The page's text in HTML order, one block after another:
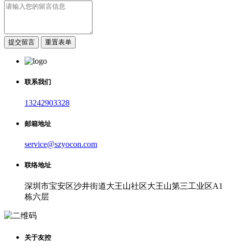
提交留言 重置表单
联系我们
13242903328
邮箱地址
service@szyocon.com
联络地址
深圳市宝安区沙井街道大王山社区大王山第三工业区A1
栋六层
关于友控